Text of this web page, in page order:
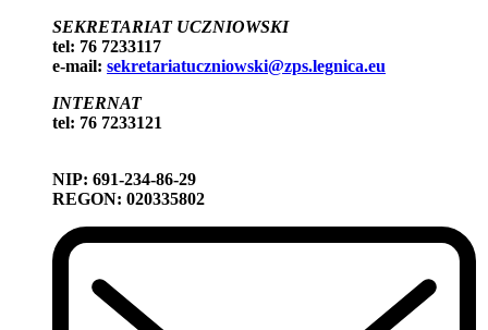
SEKRETARIAT UCZNIOWSKI
tel: 76 7233117
e-mail: sekretariatuczniowski@zps.legnica.eu
INTERNAT
tel: 76 7233121
NIP: 691-234-86-29
REGON: 020335802